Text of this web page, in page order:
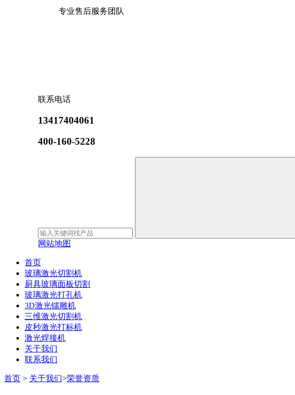
专业售后服务团队
联系电话
13417404061
400-160-5228
网站地图
首页
玻璃激光切割机
厨具玻璃面板切割
玻璃激光打孔机
3D激光镭雕机
三维激光切割机
皮秒激光打标机
激光焊接机
关于我们
联系我们
首页 > 关于我们>荣誉资质